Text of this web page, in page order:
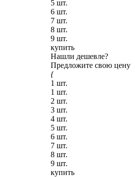
5 шт.
6 шт.
7 шт.
8 шт.
9 шт.
купить
Нашли дешевле?
Предложите свою цену
{
1 шт.
1 шт.
2 шт.
3 шт.
4 шт.
5 шт.
6 шт.
7 шт.
8 шт.
9 шт.
купить